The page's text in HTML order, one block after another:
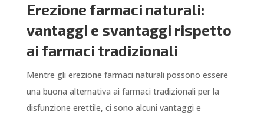
Erezione farmaci naturali:
vantaggi e svantaggi rispetto
ai farmaci tradizionali
Mentre gli erezione farmaci naturali possono essere
una buona alternativa ai farmaci tradizionali per la
disfunzione erettile, ci sono alcuni vantaggi e